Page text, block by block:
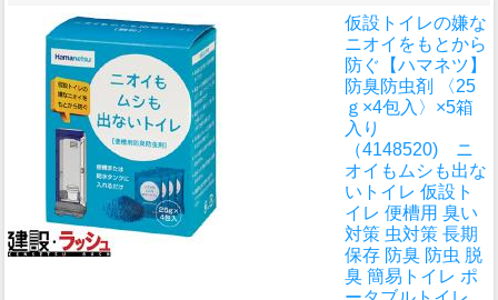
仮設トイレの嫌な
ニオイをもとから
防ぐ 【ハマネツ】
防臭防虫剤 〈25
ｇ×4包入〉×5箱
入り
（4148520) ニ
オイもムシも出な
いトイレ 仮設ト
イレ 便槽用 臭い
対策 虫対策 長期
保存 防臭 防虫 脱
臭 簡易トイレ ポ